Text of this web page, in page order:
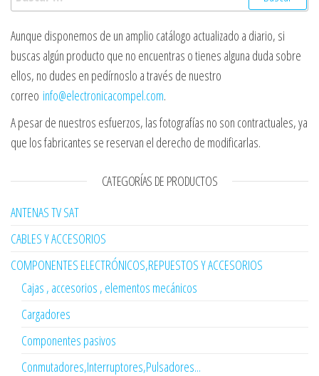
Aunque disponemos de un amplio catálogo actualizado a diario, si
buscas algún producto que no encuentras o tienes alguna duda sobre
ellos, no dudes en pedírnoslo a través de nuestro
correo info@electronicacompel.com.
A pesar de nuestros esfuerzos, las fotografías no son contractuales, ya
que los fabricantes se reservan el derecho de modificarlas.
CATEGORÍAS DE PRODUCTOS
ANTENAS TV SAT
CABLES Y ACCESORIOS
COMPONENTES ELECTRÓNICOS,REPUESTOS Y ACCESORIOS
Cajas , accesorios , elementos mecánicos
Cargadores
Componentes pasivos
Conmutadores,Interruptores,Pulsadores...